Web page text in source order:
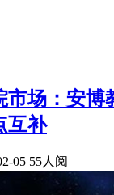
市场：安博
互补
05 55人阅